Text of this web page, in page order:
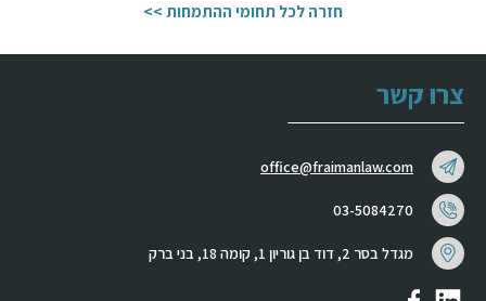
חזרה לכל תחומי ההתמחות >>
צרו קשר
office@fraimanlaw.com
03-5084270
מגדל בסר 2, דוד בן גוריון 1, קומה 18, בני ברק